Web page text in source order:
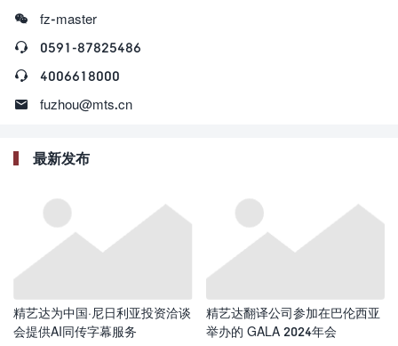

fz-master

0591-87825486

4006618000

fuzhou@mts.cn
最新发布
精艺达为中国·尼日利亚投资洽谈
会提供AI同传字幕服务
精艺达翻译公司参加在巴伦西亚
举办的 GALA 2024年会